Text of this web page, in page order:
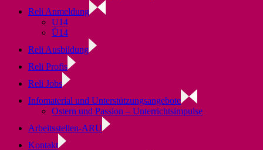
Reli Anmeldung
U14
Ü14
Reli Ausbildung
Reli Profis
Reli Jobs
Infomaterial und Unterstützungsangebote
Ostern und Passion – Unterrichtsimpulse
Arbeitsstellen-ARU
Kontakt